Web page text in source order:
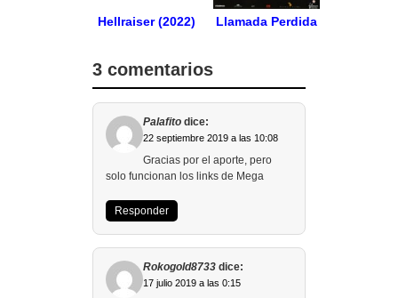
Hellraiser (2022) Llamada Perdida
3 comentarios
Palafito dice:
22 septiembre 2019 a las 10:08
Gracias por el aporte, pero
solo funcionan los links de Mega
Responder
Rokogold8733 dice:
17 julio 2019 a las 0:15